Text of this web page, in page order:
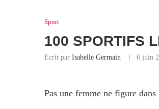
Sport
100 SPORTIFS
Ecrit par Isabelle Germain 6 juin
Pas une femme ne figure